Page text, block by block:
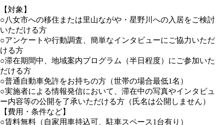
【対象】
○八女市への移住または里山ながや・星野川への入居をご検討
いただける方
○アンケートや行動調査、簡単なインタビューにご協力いただ
ける方
○滞在期間中、地域案内プログラム（半日程度）にご参加いた
だける方
○普通自動車免許をお持ちの方（世帯の場合最低1名）
○実施者による情報発信において、滞在中の写真やインタビュ
ー内容等の公開を了承いただける方（氏名は公開しません）
【費用・条件など】
○賃料無料（自家用車持込可、駐車スペース1台有り）